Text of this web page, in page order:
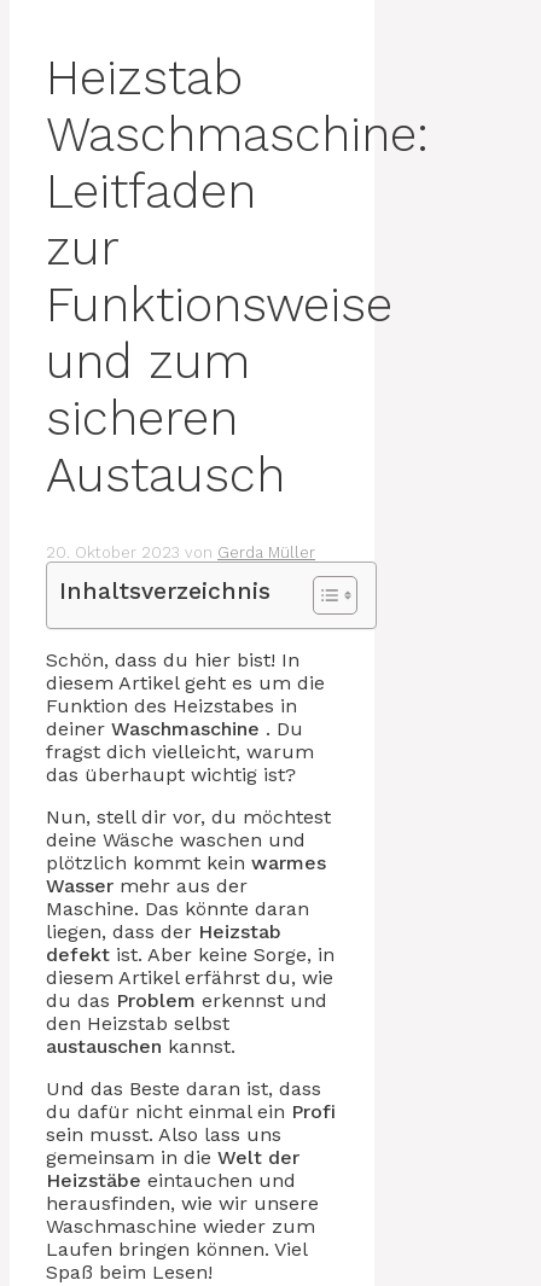
Heizstab
Waschmaschine:
Leitfaden
zur
Funktionsweise
und zum
sicheren
Austausch
20. Oktober 2023 von Gerda Müller
Inhaltsverzeichnis
Schön, dass du hier bist! In
diesem Artikel geht es um die
Funktion des Heizstabes in
deiner Waschmaschine . Du
fragst dich vielleicht, warum
das überhaupt wichtig ist?
Nun, stell dir vor, du möchtest
deine Wäsche waschen und
plötzlich kommt kein warmes
Wasser mehr aus der
Maschine. Das könnte daran
liegen, dass der Heizstab
defekt ist. Aber keine Sorge, in
diesem Artikel erfährst du, wie
du das Problem erkennst und
den Heizstab selbst
austauschen kannst.
Und das Beste daran ist, dass
du dafür nicht einmal ein Profi
sein musst. Also lass uns
gemeinsam in die Welt der
Heizstäbe eintauchen und
herausfinden, wie wir unsere
Waschmaschine wieder zum
Laufen bringen können. Viel
Spaß beim Lesen!